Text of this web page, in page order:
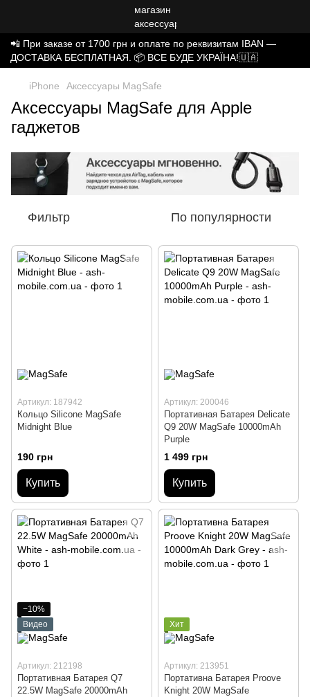
📲 При заказе от 1700 грн и оплате по реквизитам IBAN —
ДОСТАВКА БЕСПЛАТНАЯ. 📦 ВСЕ БУДЕ УКРАЇНА!🇺🇦
iPhone Аксессуары MagSafe
Аксессуары MagSafe для Apple
гаджетов
Фильтр По популярности
Артикул: 187942
Кольцо Silicone MagSafe
Midnight Blue
190 грн
Купить
Артикул: 200046
Портативная Батарея Delicate
Q9 20W MagSafe 10000mAh
Purple
1 499 грн
Купить
−10%
Видео
Артикул: 212198
Портативная Батарея Q7
22.5W MagSafe 20000mAh
Хит
Артикул: 213951
Портативна Батарея Proove
Knight 20W MagSafe